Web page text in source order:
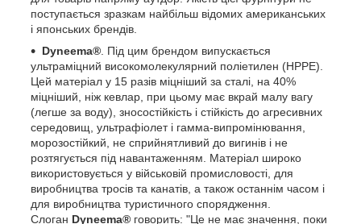
поступається зразкам найбільш відомих американських
і японських брендів.
Dyneema® . Під цим брендом випускається
ультраміцний високомолекулярний поліетилен (HPPE).
Цей матеріал у 15 разів міцніший за сталі, на 40%
міцніший, ніж кевлар, при цьому має вкрай малу вагу
(легше за воду), зносостійкість і стійкість до агресивних
середовищ, ультрафіолет і гамма-випромінювання,
морозостійкий, не сприйнятливий до вигинів і не
розтягується під навантаженням. Матеріал широко
використовується у військовій промисловості, для
виробництва тросів та канатів, а також останнім часом і
для виробництва туристичного спорядження.
Слоган Dyneema® говорить: "Це не має значення, поки